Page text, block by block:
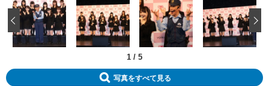
1 / 5
‹
写真をすべて見る